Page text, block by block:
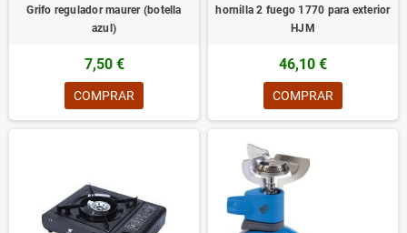
Grifo regulador maurer (botella
azul)
7,50 €
COMPRAR
hornilla 2 fuego 1770 para exterior
HJM
46,10 €
COMPRAR